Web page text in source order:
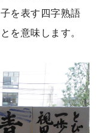
を表す四字熟語
を意味します。